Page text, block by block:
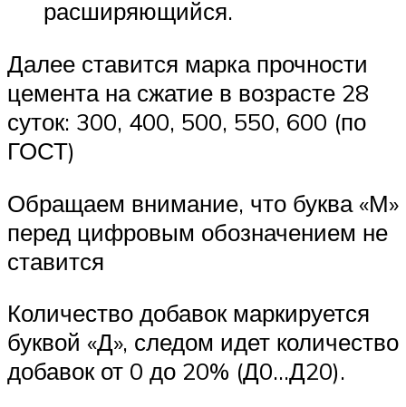
расширяющийся.
Далее ставится марка прочности
цемента на сжатие в возрасте 28
суток: 300, 400, 500, 550, 600 (по
ГОСТ)
Обращаем внимание, что буква «М»
перед цифровым обозначением не
ставится
Количество добавок маркируется
буквой «Д», следом идет количество
добавок от 0 до 20% (Д0…Д20).